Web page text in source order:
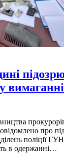
про
поліції
в одержанні…